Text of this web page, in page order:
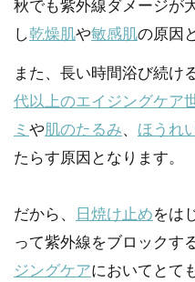
秋でも紫外線ダメージが
し乾燥肌や敏感肌の原因
また、長い時間浴び続け
代以上のエイジングケア
ミ や肌のたるみ、 ほうれ
たらす原因となります。
だから、 日焼け止めをは
って紫外線をブロックす
ジングケアにおいてとて